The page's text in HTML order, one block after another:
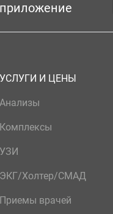
приложение
УСЛУГИ И ЦЕНЫ
Анализы
Комплексы
УЗИ
ЭКГ/Холтер/СМАД
Приемы врачей